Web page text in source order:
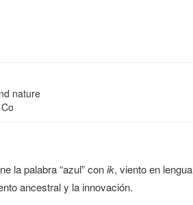
nature
la palabra “azul” conik, viento en lengua
ancestral y la innovación.